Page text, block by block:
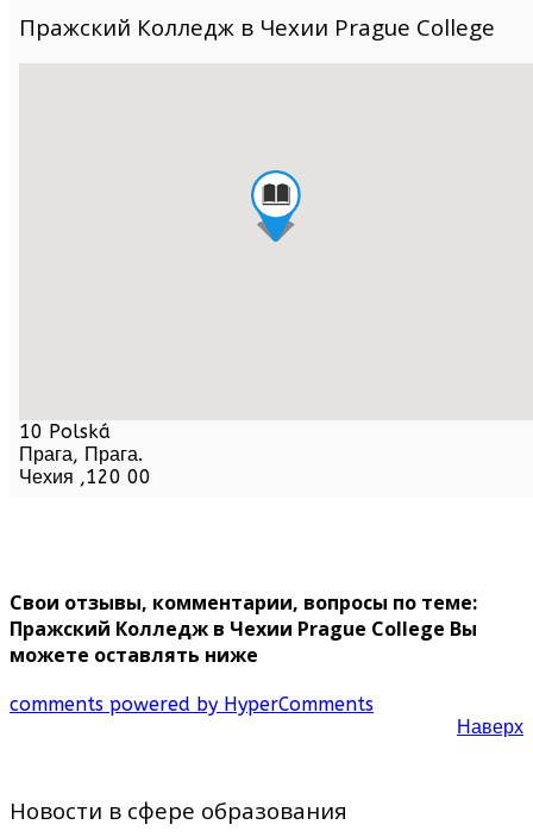
Пражский Колледж в Чехии Prague College
10 Polská
Прага, Прага.
Чехия ,120 00
Свои отзывы, комментарии, вопросы по теме:
Пражский Колледж в Чехии Prague College Вы
можете оставлять ниже
comments powered by HyperComments
Наверх
Новости в сфере образования